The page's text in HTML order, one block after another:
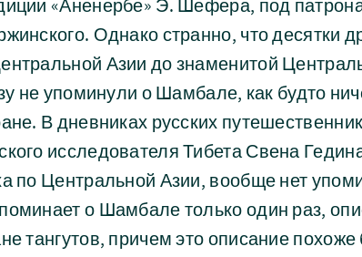
«Аненербе» Э. Шефера, под
Однако странно, что десятки
Азии до знаменитой
не упоминули о Шамбале, как будто
В дневниках русских
исследователя Тибета Свена
по Центральной Азии, вообще нет
о Шамбале только один раз,
тангутов, причем это описание